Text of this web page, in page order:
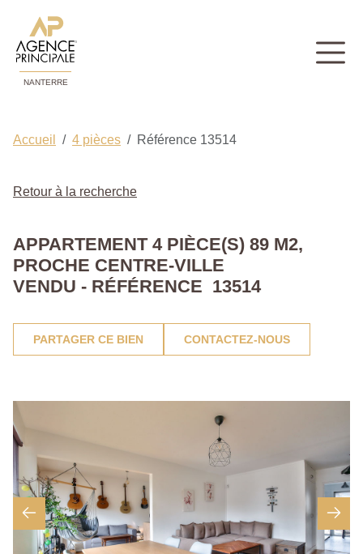
NANTERRE
Accueil 4 pièces Référence 13514
Retour à la recherche
APPARTEMENT 4 PIÈCE(S) 89 M2,
PROCHE CENTRE-VILLE
VENDU - RÉFÉRENCE 13514
PARTAGER CE BIEN CONTACTEZ-NOUS